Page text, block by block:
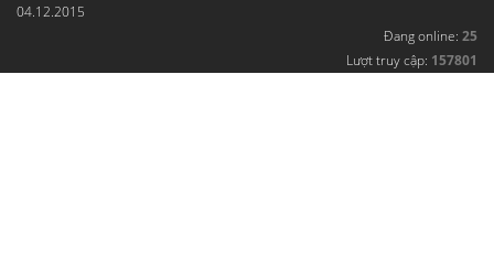
04.12.2015
Đang online: 25
Lượt truy cập: 157801